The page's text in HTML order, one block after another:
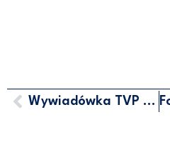
Wywiadówka TVP Gdańsk